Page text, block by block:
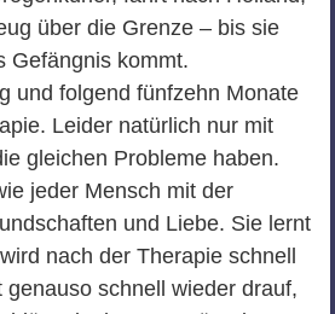
über die Grenze – bis sie
Gefängnis kommt.
und folgend fünfzehn Monate
Leider natürlich nur mit
gleichen Probleme haben.
jeder Mensch mit der
und Liebe. Sie lernt
nach der Therapie schnell
schnell wieder drauf,